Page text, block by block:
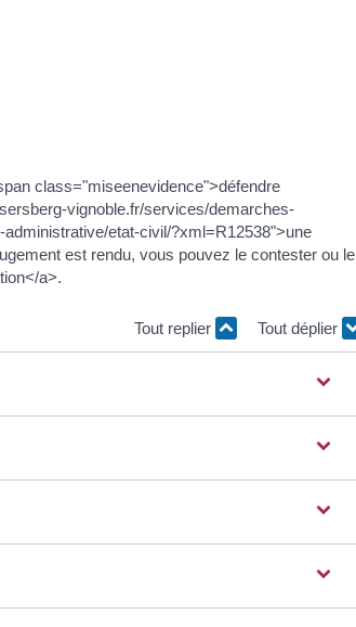
class="miseenevidence">défendre
vignoble.fr/services/demarches-
etat-civil/?xml=R12538">une
est rendu, vous pouvez le contester ou le
a>.
Tout replier Tout déplier